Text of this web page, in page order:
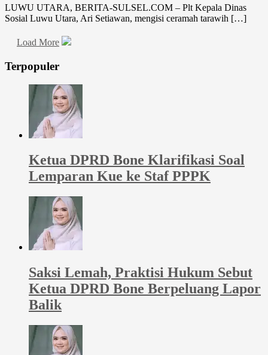
LUWU UTARA, BERITA-SULSEL.COM – Plt Kepala Dinas
Sosial Luwu Utara, Ari Setiawan, mengisi ceramah tarawih […]
Load More
Terpopuler
Ketua DPRD Bone Klarifikasi Soal
Lemparan Kue ke Staf PPPK
Saksi Lemah, Praktisi Hukum Sebut
Ketua DPRD Bone Berpeluang Lapor
Balik